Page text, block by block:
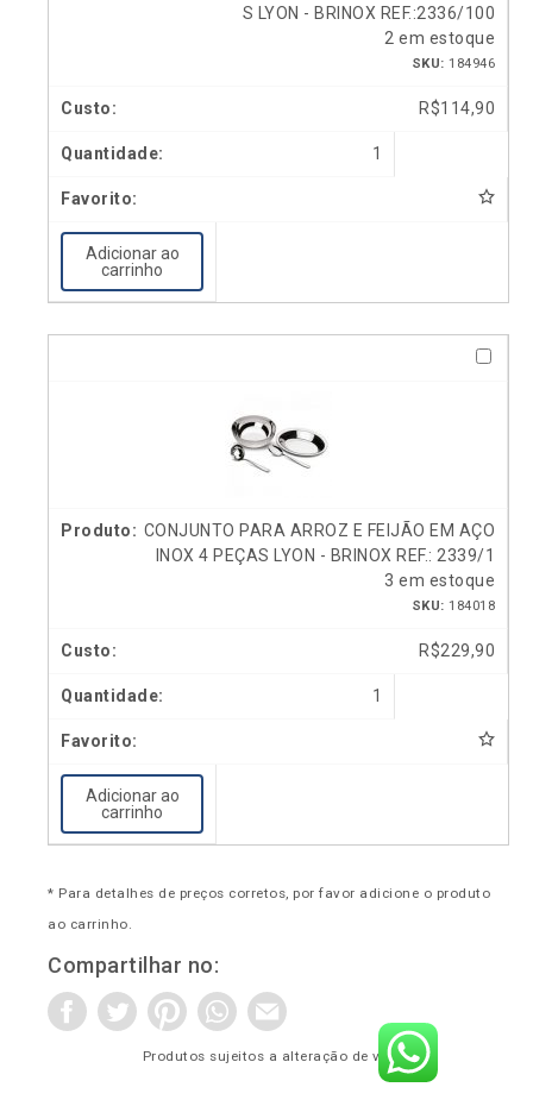
S LYON - BRINOX REF.:2336/100
2 em estoque
SKU: 184946
R$114,90
1
Adicionar ao
carrinho
CONJUNTO PARA ARROZ E FEIJÃO EM AÇO
INOX 4 PEÇAS LYON - BRINOX REF.: 2339/1
3 em estoque
SKU: 184018
R$229,90
1
Adicionar ao
carrinho
* Para detalhes de preços corretos, por favor adicione o produto
ao carrinho.
Compartilhar no:
Produtos sujeitos a alteração de valor*